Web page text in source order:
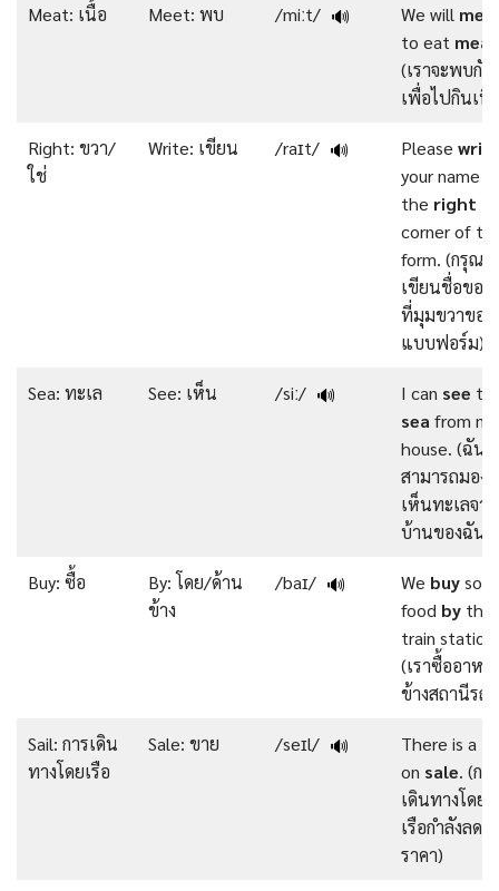
Meat: เนื้อ Meet: พบ /miːt/ 🔊 We will
to eat meat
(เราจะพบกัน
เพื่อไปกินเนื้
Right: ขวา/
ใช่
Write: เขียน /raɪt/ 🔊 Please
your name
the right
corner of
form. (กรุณา
เขียนชื่อขอ
ที่มุมขวาของ
แบบฟอร์ม)
Sea: ทะเล See: เห็น /siː/ 🔊 I can see
sea from my
house. (ฉัน
สามารถมอง
เห็นทะเลจาก
บ้านของฉัน)
Buy: ซื้อ
By: โดย/ด้าน
ข้าง
/baɪ/ 🔊 We buy
food by the
train station.
(เราซื้ออาหา
ข้างสถานีรถ
Sail: การเดิน
ทางโดยเรือ
Sale: ขาย /seɪl/ 🔊 There is a
on sale. (การ
เดินทางโดย
เรือกําลังลด
ราคา)